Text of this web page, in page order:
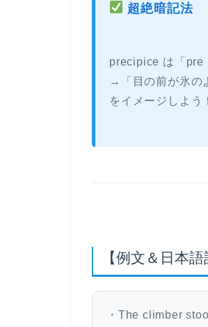
超絶暗記法
precipice は「pre
→「目の前が氷の
をイメージしよう！
【例文＆日本語
・The climber